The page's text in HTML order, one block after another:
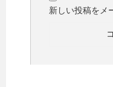
新しい投稿をメ